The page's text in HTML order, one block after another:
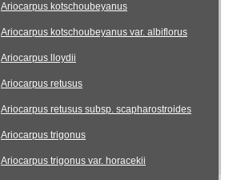
Ariocarpus kotschoubeyanus
Ariocarpus kotschoubeyanus var. albiflorus
Ariocarpus lloydii
Ariocarpus retusus
Ariocarpus retusus subsp. scapharostroides
Ariocarpus trigonus
Ariocarpus trigonus var. horacekii